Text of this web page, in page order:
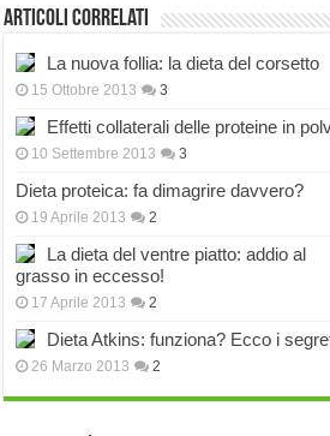
Articoli correlati
La nuova follia: la dieta del corsetto
15 Ottobre 2013 3
Effetti collaterali delle proteine in
10 Settembre 2013 3
Dieta proteica: fa dimagrire davvero?
19 Aprile 2013 2
La dieta del ventre piatto: addio al
grasso in eccesso!
17 Aprile 2013 2
Dieta Atkins: funziona? Ecco i
26 Marzo 2013 2